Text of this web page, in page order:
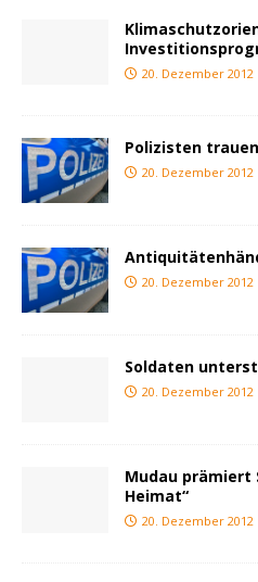
20. Dezember 2012
Polizisten
20. Dezember 2012
20. Dezember 2012
Soldaten
20. Dezember 2012
Mudau prämiert
Heimat“
20. Dezember 2012